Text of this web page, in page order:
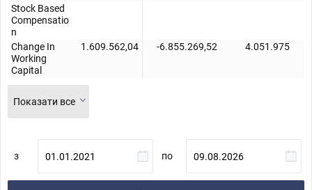
Stock Based
Compensatio
n
Change In
Working
Capital
1.609.562,04 -6.855.269,52 4.051.975
Показати все
з по